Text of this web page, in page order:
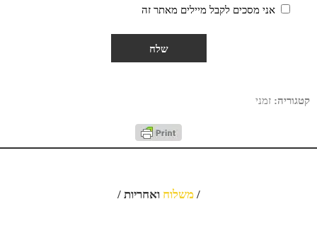
אני מסכים לקבל מיילים מאתר זה
קטגוריה: זמני
/משלוח ואחריות /